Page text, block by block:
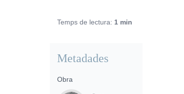
Temps de lectura: 1 min
Metadades
Obra